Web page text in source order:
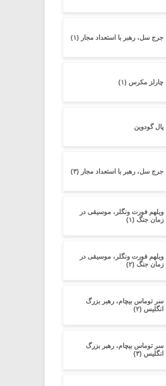
جرج سل، رهبر با استعداد مجار (۱)
چارلز مکرس (۱)
پال گودوین
جرج سل، رهبر با استعداد مجار (۳)
ویلهم فورت ونگلر، موسیقی در
زمان جنگ (۱)
ویلهم فورت ونگلر، موسیقی در
زمان جنگ (۲)
سر توماس بیچام، رهبر بزرگ
انگلیس (۲)
سر توماس بیچام، رهبر بزرگ
انگلیس (۳)